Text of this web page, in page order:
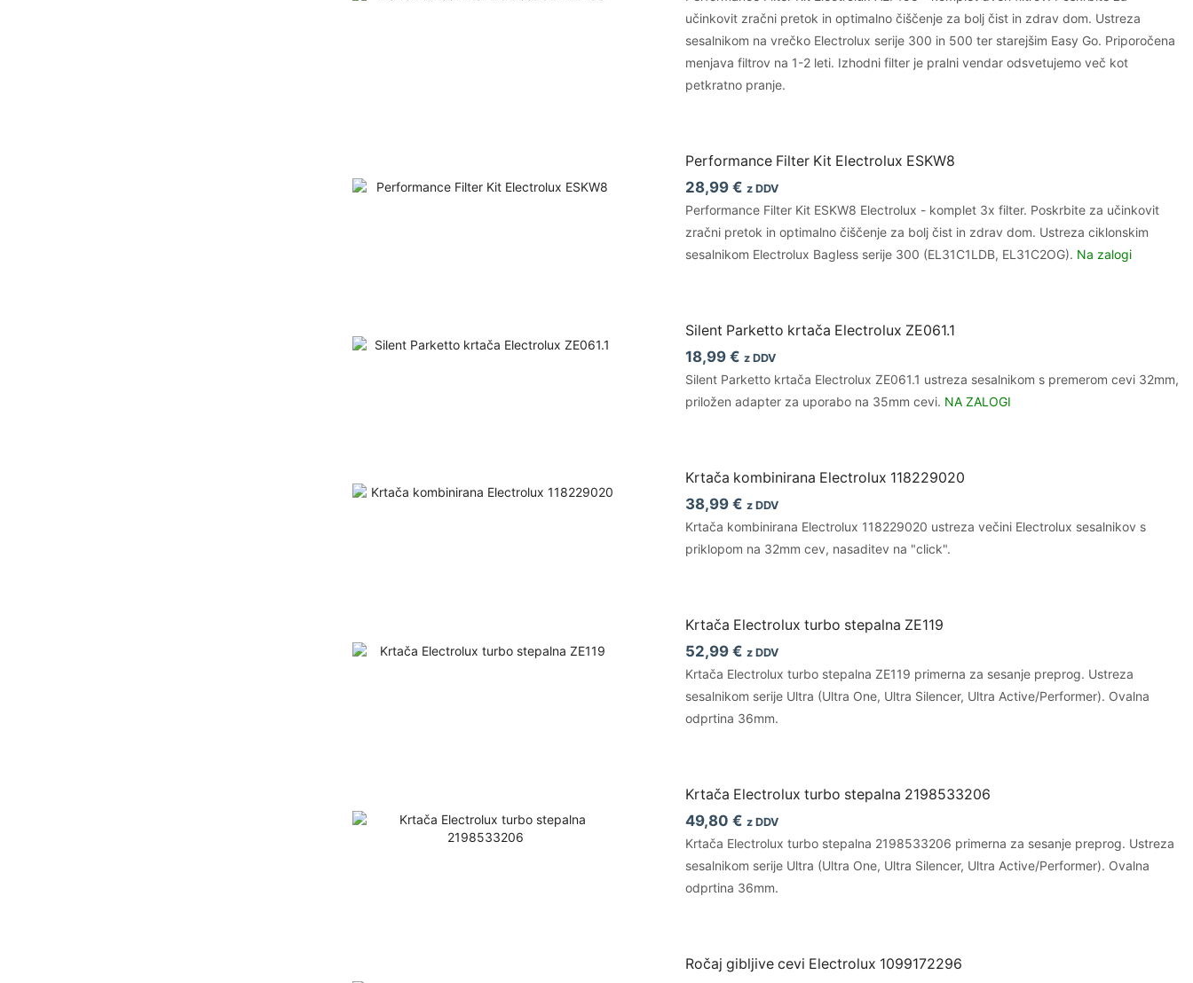
učinkovit zračni pretok in optimalno čiščenje za bolj čist in zdrav dom. Ustreza
sesalnikom na vrečko Electrolux serije 300 in 500 ter starejšim Easy Go. Priporočena
menjava filtrov na 1-2 leti. Izhodni filter je pralni vendar odsvetujemo več kot
petkratno pranje.
Performance Filter Kit Electrolux ESKW8
28,99 € z DDV
Performance Filter Kit ESKW8 Electrolux - komplet 3x filter. Poskrbite za učinkovit
zračni pretok in optimalno čiščenje za bolj čist in zdrav dom. Ustreza ciklonskim
sesalnikom Electrolux Bagless serije 300 (EL31C1LDB, EL31C2OG). Na zalogi
Silent Parketto krtača Electrolux ZE061.1
18,99 € z DDV
Silent Parketto krtača Electrolux ZE061.1 ustreza sesalnikom s premerom cevi 32mm,
priložen adapter za uporabo na 35mm cevi. NA ZALOGI
Krtača kombinirana Electrolux 118229020
38,99 € z DDV
Krtača kombinirana Electrolux 118229020 ustreza večini Electrolux sesalnikov s
priklopom na 32mm cev, nasaditev na "click".
Krtača Electrolux turbo stepalna ZE119
52,99 € z DDV
Krtača Electrolux turbo stepalna ZE119 primerna za sesanje preprog. Ustreza
sesalnikom serije Ultra (Ultra One, Ultra Silencer, Ultra Active/Performer). Ovalna
odprtina 36mm.
Krtača Electrolux turbo stepalna 2198533206
49,80 € z DDV
Krtača Electrolux turbo stepalna 2198533206 primerna za sesanje preprog. Ustreza
sesalnikom serije Ultra (Ultra One, Ultra Silencer, Ultra Active/Performer). Ovalna
odprtina 36mm.
Ročaj gibljive cevi Electrolux 1099172296